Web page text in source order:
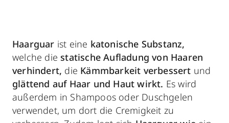
Haarguar ist eine katonische Substanz,
welche die statische Aufladung von Haaren
verhindert, die Kämmbarkeit verbessert und
glättend auf Haar und Haut wirkt. Es wird
außerdem in Shampoos oder Duschgelen
verwendet, um dort die Cremigkeit zu